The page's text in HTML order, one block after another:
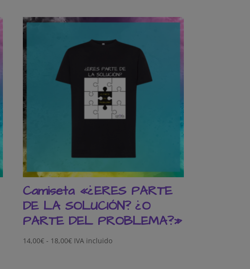
Camiseta «¿ERES PARTE
DE LA SOLUCIÓN? ¿O
PARTE DEL PROBLEMA?»
14,00€ - 18,00€Rango
IVA incluido